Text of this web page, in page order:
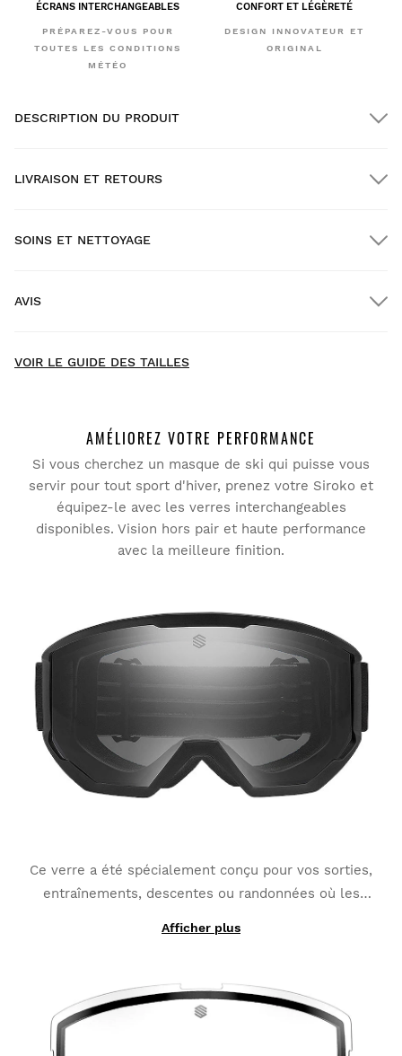
ÉCRANS INTERCHANGEABLES
PRÉPAREZ-VOUS POUR
TOUTES LES CONDITIONS
MÉTÉO
CONFORT ET LÉGÈRETÉ
DESIGN INNOVATEUR ET
ORIGINAL
DESCRIPTION DU PRODUIT
LIVRAISON ET RETOURS
Essayez nos produits dans le confort de votre chez-vous.
Vous avez 30 jours à partir de la date de livraison pour
envoyer un retour.
Remboursement à votre moyen de
paiement originel
À partir de$9.95
SOINS ET NETTOYAGE
AVIS
VOIR LE GUIDE DES TAILLES
AMÉLIOREZ VOTRE PERFORMANCE
Si vous cherchez un masque de ski qui puisse vous
servir pour tout sport d'hiver, prenez votre Siroko et
équipez-le avec les verres interchangeables
disponibles. Vision hors pair et haute performance
avec la meilleure finition.
Ce verre a été spécialement conçu pour vos sorties,
entraînements, descentes ou randonnées où les
soleil ni les nuages ni les reflets vont vous déranger
Notre verre photochromique, conçu pour votre
il passe de catégorie 1 à catégorie 3 s'adaptant aux
différentes conditions de lumière de tout
environnement.
traitement
Afficher plus